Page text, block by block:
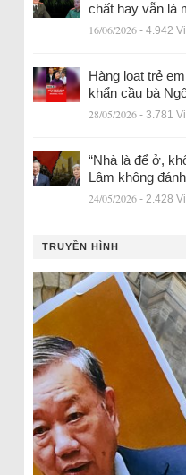
chất hay vẫn là
16/06/2026 - 4.942
Hàng loạt trẻ
khẩn cầu bà
28/05/2026 - 3.781
“Nhà là để ở,
Lâm không
24/05/2026 - 2.428
TRUYỀN HÌNH